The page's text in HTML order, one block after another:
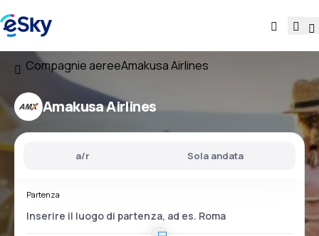
Compagnie aereeAmakusa Airlines
Amakusa Airlines
a/r Sola andata
Partenza